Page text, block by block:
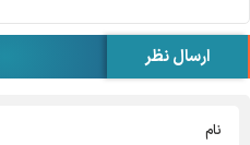
ارسال نظر